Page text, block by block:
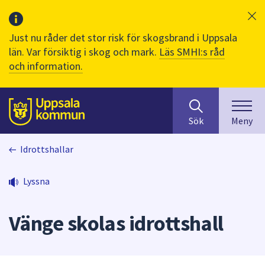
Just nu råder det stor risk för skogsbrand i Uppsala
län. Var försiktig i skog och mark. Läs SMHI:s råd
och information.
Till sidans
huvudinnehåll
efter
innehåll
på
i
Sök Meny
Idrottshallar
Lyssna
Vänge skolas idrottshall